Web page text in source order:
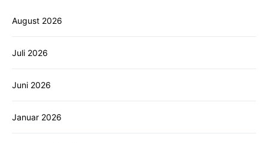
August 2026
Juli 2026
Juni 2026
Januar 2026